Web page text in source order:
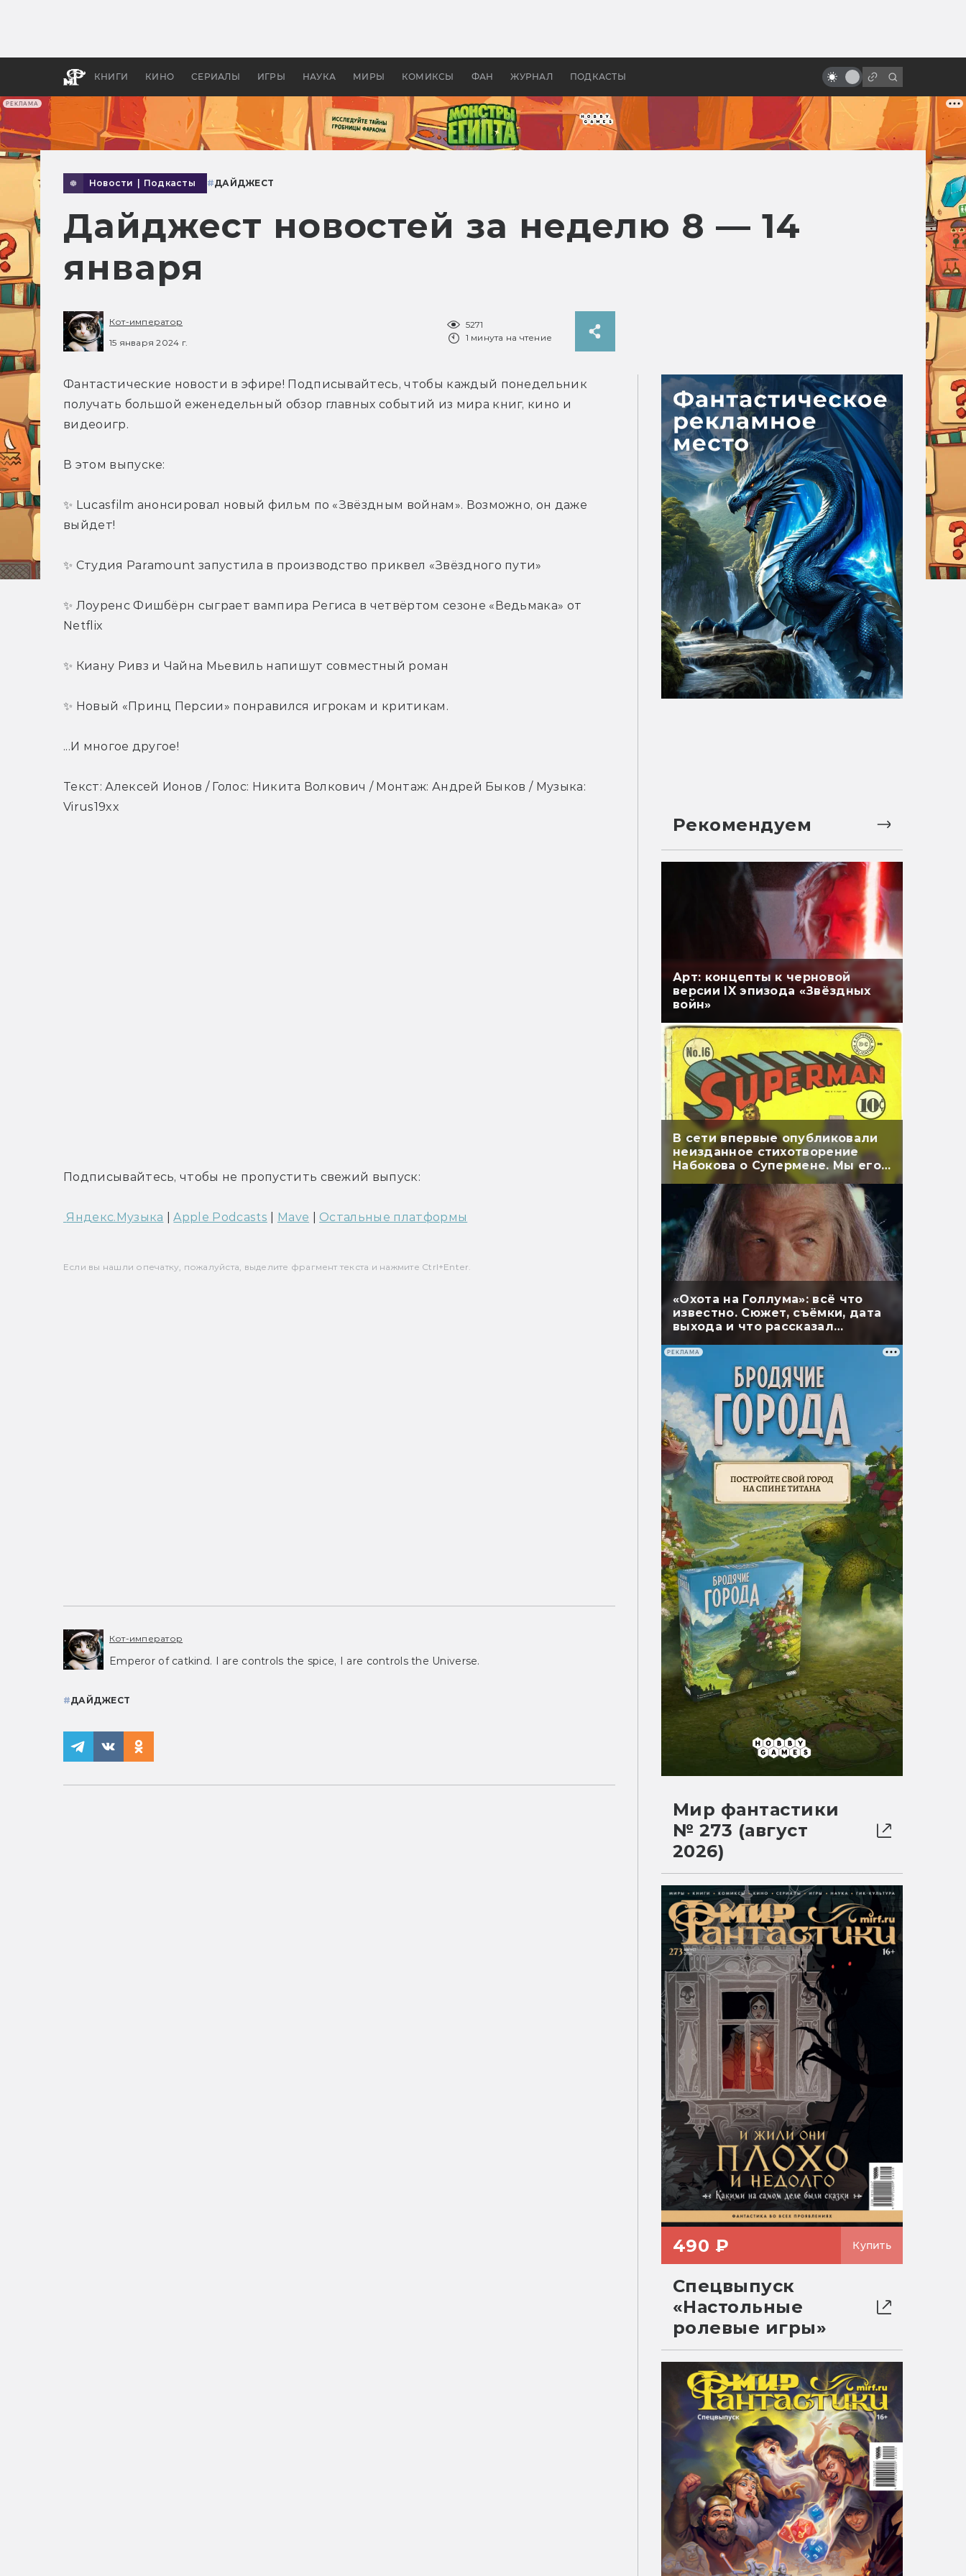
РЕКЛАМА
КНИГИ КИНО СЕРИАЛЫ ИГРЫ НАУКА МИРЫ КОМИКСЫ ФАН ЖУРНАЛ ПОДКАСТЫ
апокалипсис, в России —
бы «Властелина колец»
Silent Hill
Новости Подкасты #ДАЙДЖЕСТ
Дайджест новостей за неделю 8 — 14
января
Кот-император
15 января 2024 г.
5271
1 минута на чтение
Фантастические новости в эфире! Подписывайтесь, чтобы каждый понедельник
получать большой еженедельный обзор главных событий из мира книг, кино и
видеоигр.
В этом выпуске:
✨ Lucasfilm анонсировал новый фильм по «Звёздным войнам». Возможно, он даже
выйдет!
✨ Студия Paramount запустила в производство приквел «Звёздного пути»
✨ Лоуренс Фишбёрн сыграет вампира Региса в четвёртом сезоне «Ведьмака» от
Netflix
✨ Киану Ривз и Чайна Мьевиль напишут совместный роман
✨ Новый «Принц Персии» понравился игрокам и критикам.
...И многое другое!
Текст: Алексей Ионов / Голос: Никита Волкович / Монтаж: Андрей Быков / Музыка:
Virus19xx
Подписывайтесь, чтобы не пропустить свежий выпуск:
Яндекс.Музыка | Apple Podcasts Mave Остальные платформы
Если вы нашли опечатку, пожалуйста, выделите фрагмент текста и нажмите Ctrl+Enter.
Кот-император
Emperor of catkind. I are controls the spice, I are controls the Universe.
#ДАЙДЖЕСТ
Рекомендуем
Арт: концепты к черновой
версии IX эпизода «Звёздных
войн»
В сети впервые опубликовали
неизданное стихотворение
Набокова о Супермене. Мы его
перевели
«Охота на Голлума»: всё что
известно. Сюжет, съёмки, дата
выхода и что рассказал
РЕКЛАМА
Мир фантастики
№ 273 (август
2026)
490 ₽ Купить
Спецвыпуск
«Настольные
ролевые игры»